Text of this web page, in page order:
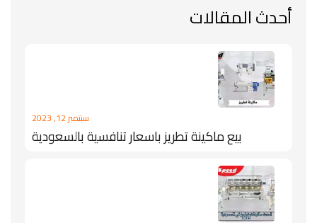
أحدث المقالات
سبتمبر 12, 2023
بيع ماكينة تطريز باسعار تنافسية بالسعودية